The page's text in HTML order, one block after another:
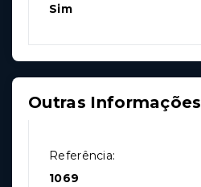
Sim
Outras Informações
Referência:
1069